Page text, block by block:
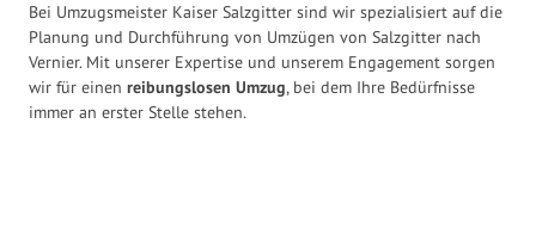
Bei Umzugsmeister Kaiser Salzgitter sind wir spezialisiert auf die
Planung und Durchführung von Umzügen von Salzgitter nach
Vernier. Mit unserer Expertise und unserem Engagement sorgen
wir für einen reibungslosen Umzug, bei dem Ihre Bedürfnisse
immer an erster Stelle stehen.